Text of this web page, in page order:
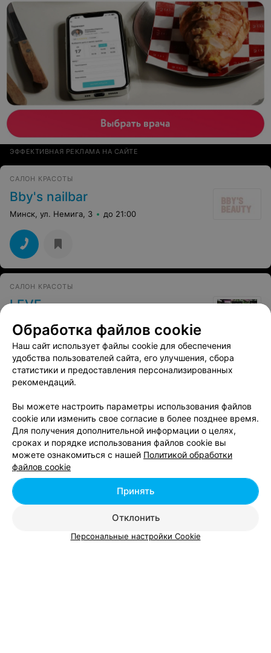
ЭФФЕКТИВНАЯ РЕКЛАМА НА САЙТЕ
САЛОН КРАСОТЫ
Bby's nailbar
Минск, ул. Немига, 3 до 21:00
САЛОН КРАСОТЫ
LEVE
Matiss на Немиге
Минск, ул. Немига, 3 до 21:00
​СТУДИЯ КРАСОТЫ И ЗДОРОВЬЯ
Минск, ул. Максима Богдановича, 8 до 21:00
Обработка файлов cookie
Наш сайт использует файлы cookie для обеспечения
удобства пользователей сайта, его улучшения, сбора
статистики и предоставления персонализированных
рекомендаций.
Вы можете настроить параметры использования файлов
cookie или изменить свое согласие в более позднее время.
Для получения дополнительной информации о целях,
сроках и порядке использования файлов cookie вы
можете ознакомиться с нашей Политикой обработки
файлов cookie
Отклонить
Принять
Персональные настройки Cookie